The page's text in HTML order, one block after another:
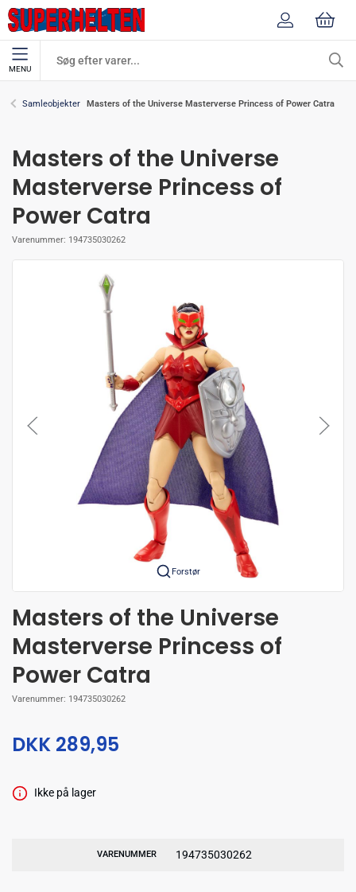
MENU
Samleobjekter Masters of the Universe Masterverse Princess of Power Catra
Masters of the Universe
Masterverse Princess of
Power Catra
Varenummer: 194735030262
Forstør
Masters of the Universe
Masterverse Princess of
Power Catra
Varenummer: 194735030262
DKK 289,95
Ikke på lager
VARENUMMER 194735030262